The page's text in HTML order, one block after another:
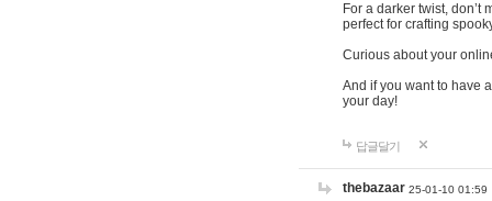
For a darker twist, don’t
perfect for crafting
Curious about your
And if you want to have
your day!
답글달기
thebazaar 25-01-10 01:59